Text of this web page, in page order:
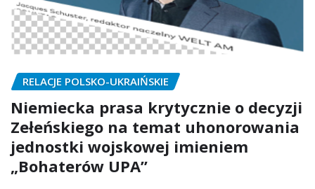
RELACJE POLSKO-UKRAIŃSKIE
Niemiecka prasa krytycznie o decyzji
Zełeńskiego na temat uhonorowania
jednostki wojskowej imieniem
„Bohaterów UPA”